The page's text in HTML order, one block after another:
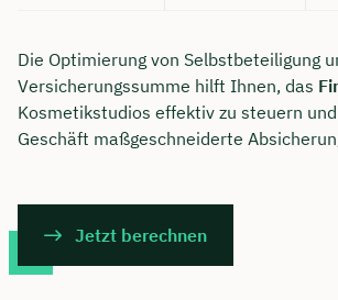
Die Optimierung von Selbstbeteiligung
Versicherungssumme hilft Ihnen, das
Kosmetikstudios effektiv zu steuern
Geschäft maßgeschneiderte
Jetzt berechnen